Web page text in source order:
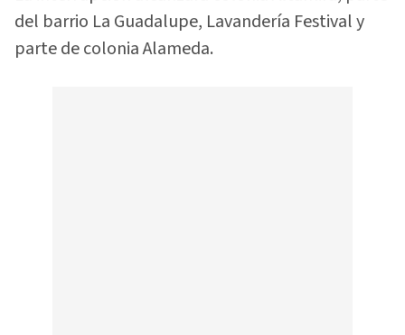
del barrio La Guadalupe, Lavandería Festival y
parte de colonia Alameda.